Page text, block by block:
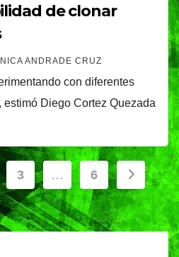
de clonar
ANDRADE CRUZ
con diferentes
Diego Cortez Quezada
3 … 6